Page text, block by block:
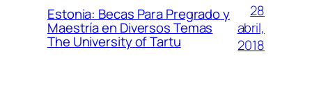
Estonia: Becas Para Pregrado y
Maestría en Diversos Temas
The University of Tartu
28
abril,
2018